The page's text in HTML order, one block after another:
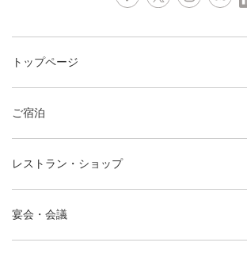
トップページ
ご宿泊
レストラン・ショップ
宴会・会議